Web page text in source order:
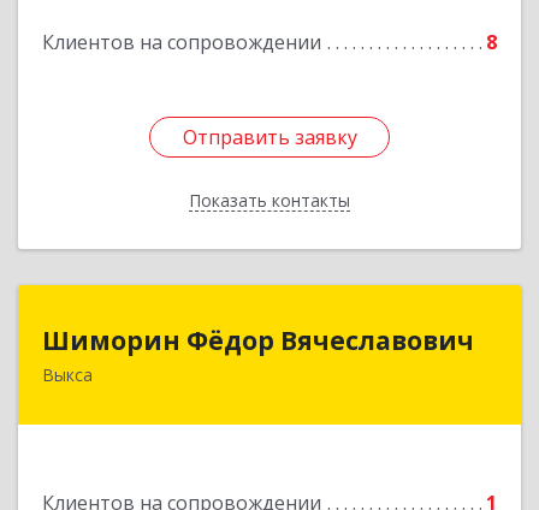
Клиентов на сопровождении 8
Отправить заявку
Показать контакты
Подробнее
Отправить заявку
Назад
Шиморин Фёдор Вячеславович
Выкса
Клиентов на сопровождении 1
Шиморин Фёдор Вячеславович